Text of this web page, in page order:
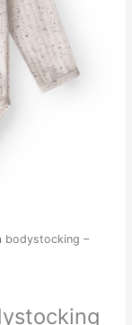
bodystocking –